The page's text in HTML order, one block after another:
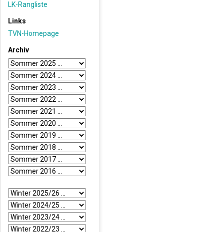
LK-Rangliste
Links
TVN-Homepage
Archiv